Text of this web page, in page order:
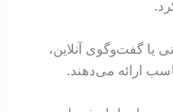
یا گفت‌وگوی آنلاین،
ارائه می‌دهند.